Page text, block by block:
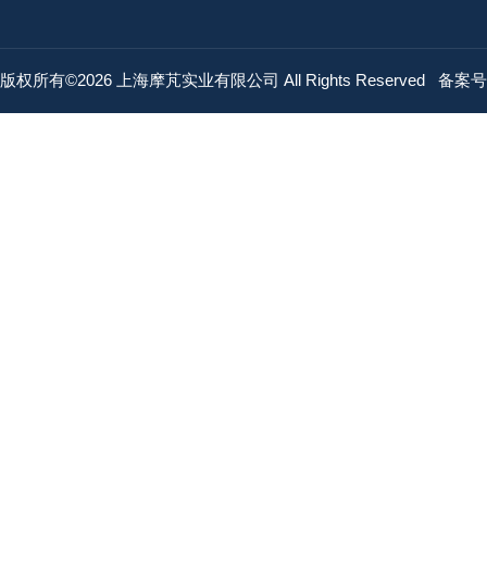
版权所有©2026 上海摩芃实业有限公司 All Rights Reserved 备案